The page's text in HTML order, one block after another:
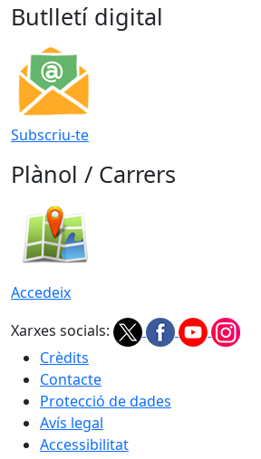
Butlletí digital
Subscriu-te
Plànol / Carrers
Accedeix
Xarxes socials:
Crèdits
Contacte
Protecció de dades
Avís legal
Accessibilitat